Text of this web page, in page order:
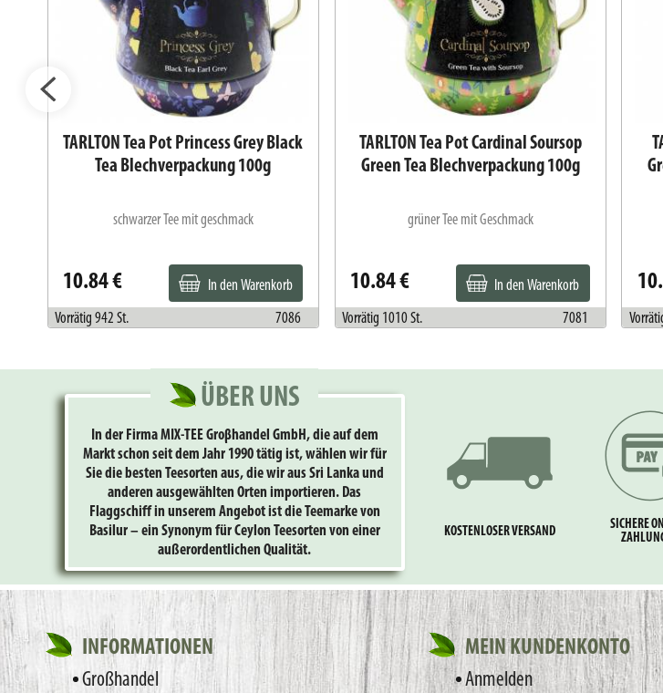
TARLTON Tea Pot Princess Grey Black
Tea Blechverpackung 100g
schwarzer Tee mit geschmack
10.84 € In den Warenkorb
Vorrätig 942 St. 7086
TARLTON Tea Pot Cardinal Soursop
Green Tea Blechverpackung 100g
grüner Tee mit Geschmack
10.84 € In den Warenkorb
Vorrätig 1010 St. 7081
ÜBER UNS
In der Firma MIX-TEE Groβhandel GmbH, die auf dem
Markt schon seit dem Jahr 1990 tätig ist, wählen wir für
Sie die besten Teesorten aus, die wir aus Sri Lanka und
anderen ausgewählten Orten importieren. Das
Flaggschiff in unserem Angebot ist die Teemarke von
Basilur – ein Synonym für Ceylon Teesorten von einer
außerordentlichen Qualität.
KOSTENLOSER VERSAND
SICHERE
INFORMATIONEN
Großhandel
MEIN KUNDENKONTO
Anmelden